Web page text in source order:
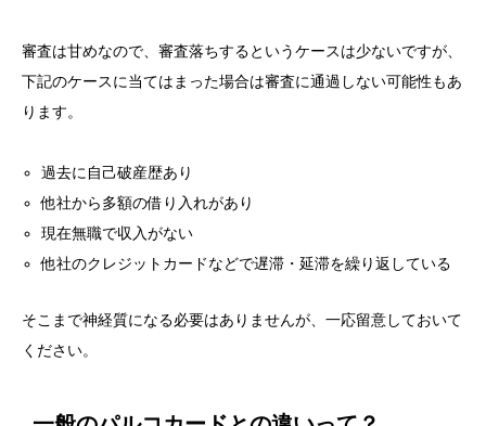
審査は甘めなので、審査落ちするというケースは少ないですが、
下記のケースに当てはまった場合は審査に通過しない可能性もあ
ります。
過去に自己破産歴あり
他社から多額の借り入れがあり
現在無職で収入がない
他社のクレジットカードなどで遅滞・延滞を繰り返している
そこまで神経質になる必要はありませんが、一応留意しておいて
ください。